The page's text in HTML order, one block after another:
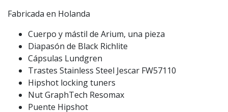
Fabricada en Holanda
Cuerpo y mástil de Arium, una pieza
Diapasón de Black Richlite
Cápsulas Lundgren
Trastes Stainless Steel Jescar FW57110
Hipshot locking tuners
Nut GraphTech Resomax
Puente Hipshot